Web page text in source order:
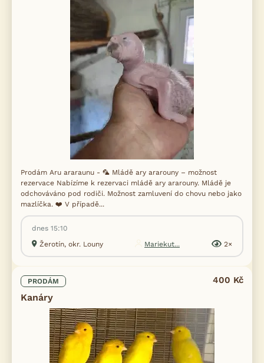
Prodám Aru araraunu - 🦜 Mládě ary ararouny – možnost
rezervace Nabízíme k rezervaci mládě ary ararouny. Mládě je
odchováváno pod rodiči. Možnost zamluvení do chovu nebo jako
mazlíčka. ❤️ V případě...
dnes 15:10
Žerotín, okr. Louny
Mariekut... 2×
PRODÁM
Kanáry
400 Kč